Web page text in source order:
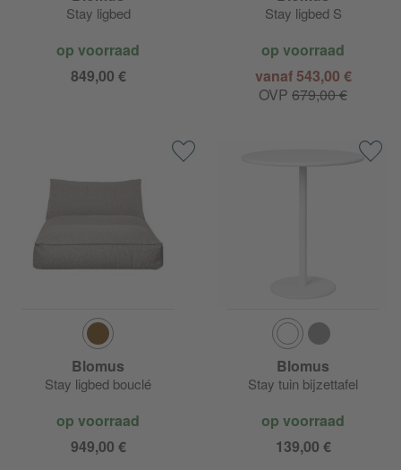
Stay ligbed
op voorraad
849,00 €
Stay ligbed S
op voorraad
vanaf 543,00 €
OVP 679,00 €
Blomus
Stay ligbed bouclé
op voorraad
949,00 €
Blomus
Stay tuin bijzettafel
op voorraad
139,00 €